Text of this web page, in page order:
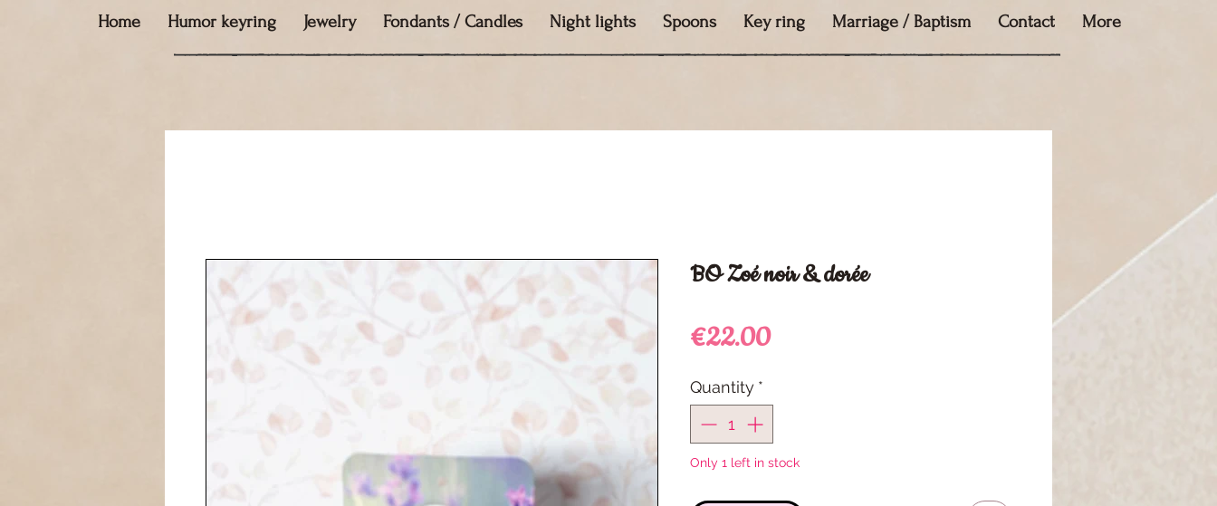
Home Humor keyring Jewelry Fondants / Candles Night lights Spoons Key ring Marriage / Baptism Contact More
BO Zoé noir & dorée
€22.00Price
Quantity *
Only 1 left in stock